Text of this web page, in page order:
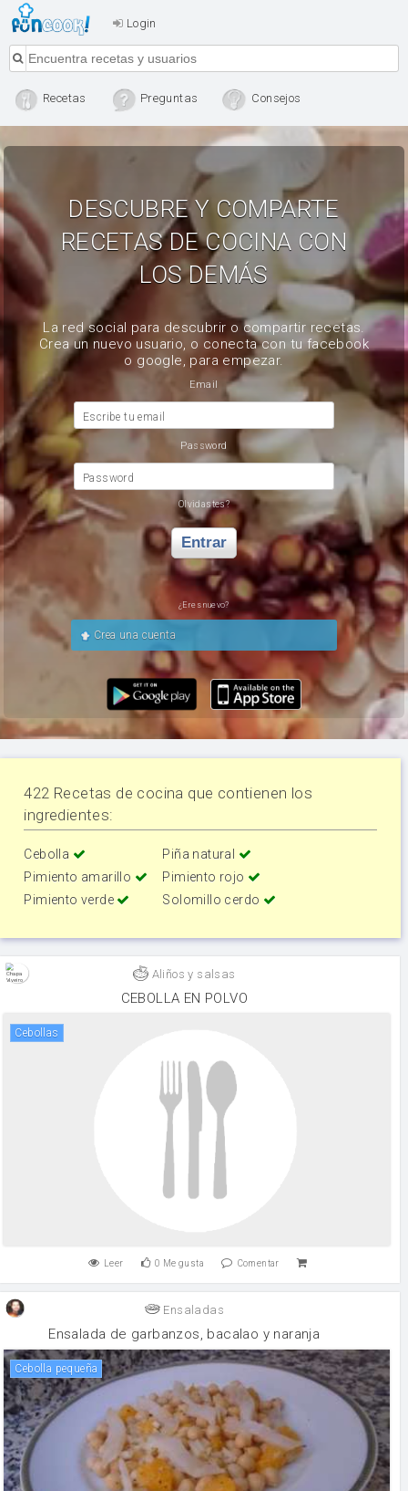
Login
Recetas Preguntas Consejos
DESCUBRE Y COMPARTE
RECETAS DE COCINA CON
LOS DEMÁS
La red social para descubrir o compartir recetas.
Crea un nuevo usuario, o conecta con tu facebook
o google, para empezar.
Email
Escribe tu email
Password
Password
Olvidastes?
Entrar
¿Eres nuevo?
Crea una cuenta
422 Recetas de cocina que contienen los
ingredientes:
Cebolla
Piña natural
Pimiento amarillo
Pimiento rojo
Pimiento verde
Solomillo cerdo
Aliños y salsas
CEBOLLA EN POLVO
Cebollas
Leer 0 Me gusta Comentar
Ensaladas
Ensalada de garbanzos, bacalao y naranja
Cebolla pequeña